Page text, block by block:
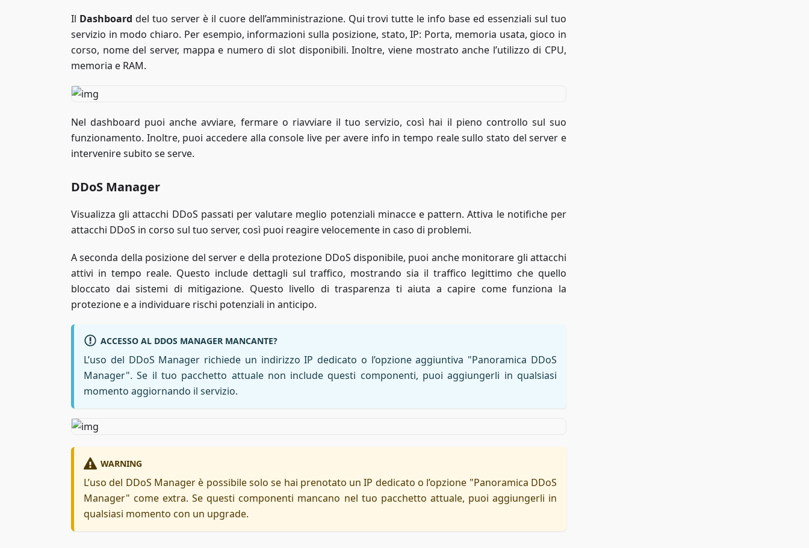
Il Dashboard del tuo server è il cuore dell’amministrazione. Qui trovi tutte le info base ed essenziali sul tuo
servizio in modo chiaro. Per esempio, informazioni sulla posizione, stato, IP: Porta, memoria usata, gioco in
corso, nome del server, mappa e numero di slot disponibili. Inoltre, viene mostrato anche l’utilizzo di CPU,
memoria e RAM.
Nel dashboard puoi anche avviare, fermare o riavviare il tuo servizio, così hai il pieno controllo sul suo
funzionamento. Inoltre, puoi accedere alla console live per avere info in tempo reale sullo stato del server e
intervenire subito se serve.
DDoS Manager
Visualizza gli attacchi DDoS passati per valutare meglio potenziali minacce e pattern. Attiva le notifiche per
attacchi DDoS in corso sul tuo server, così puoi reagire velocemente in caso di problemi.
A seconda della posizione del server e della protezione DDoS disponibile, puoi anche monitorare gli attacchi
attivi in tempo reale. Questo include dettagli sul traffico, mostrando sia il traffico legittimo che quello
bloccato dai sistemi di mitigazione. Questo livello di trasparenza ti aiuta a capire come funziona la
protezione e a individuare rischi potenziali in anticipo.
ACCESSO AL DDOS MANAGER MANCANTE?
L’uso del DDoS Manager richiede un indirizzo IP dedicato o l’opzione aggiuntiva "Panoramica DDoS
Manager". Se il tuo pacchetto attuale non include questi componenti, puoi aggiungerli in qualsiasi
momento aggiornando il servizio.
WARNING
L’uso del DDoS Manager è possibile solo se hai prenotato un IP dedicato o l’opzione "Panoramica DDoS
Manager" come extra. Se questi componenti mancano nel tuo pacchetto attuale, puoi aggiungerli in
qualsiasi momento con un upgrade.